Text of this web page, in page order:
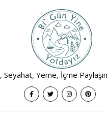
Seyahat, Yeme, İçme